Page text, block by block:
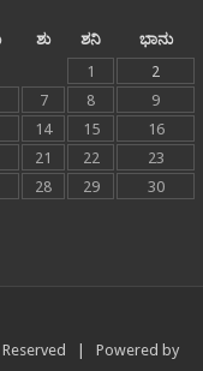
ಶು ಶನಿ
ಭಾನು
1
2
7 8
9
14 15
16
21 22
23
28 29
30
Reserved | Powered by